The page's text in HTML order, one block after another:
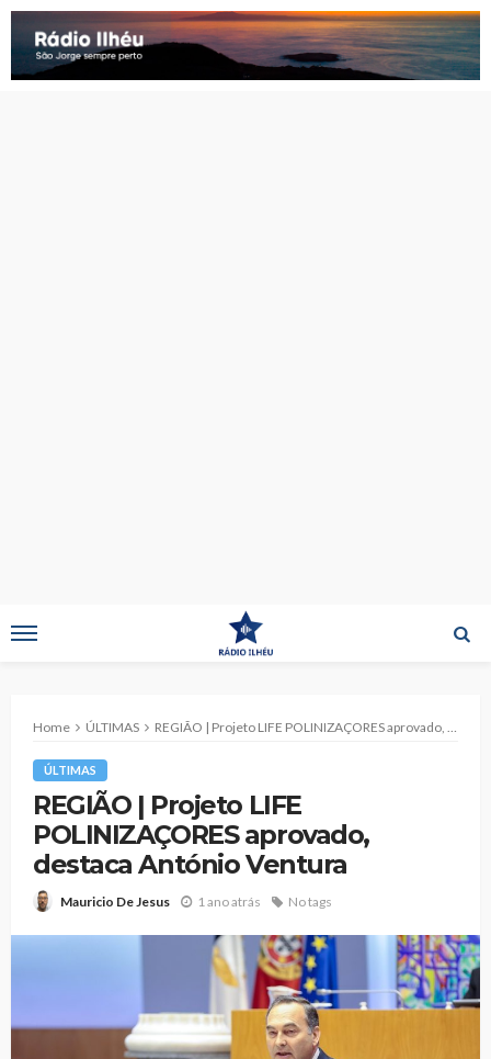
Home ÚLTIMAS REGIÃO | Projeto LIFE POLINIZAÇORES aprovado, destaca António Ventura
ÚLTIMAS
REGIÃO | Projeto LIFE
POLINIZAÇORES aprovado,
destaca António Ventura
Mauricio De Jesus 1 ano atrás No tags